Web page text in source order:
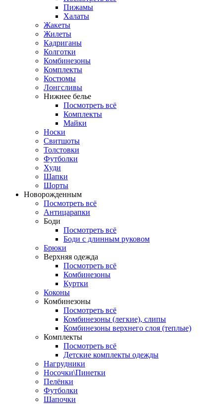
Пижамы
Халаты
Жакеты
Жилеты
Кадриганы
Колготки
Комбинезоны
Комплекты
Костюмы
Лонгсливы
Нижнее белье
Посмотреть всё
Комплекты
Майки
Носки
Свитшоты
Толстовки
Футболки
Худи
Шапки
Шорты
Новорожденным
Посмотреть всё
Антицарапки
Боди
Посмотреть всё
Боди с длинным руковом
Брюки
Верхняя одежда
Посмотреть всё
Комбинезоны
Куртки
Коконы
Комбинезоны
Посмотреть всё
Комбинезоны (легкие), слипы
Комбинезоны верхнего слоя (теплые)
Комплекты
Посмотреть всё
Детские комплекты одежды
Нагрудники
Носочки\Пинетки
Пелёнки
Футболки
Шапочки